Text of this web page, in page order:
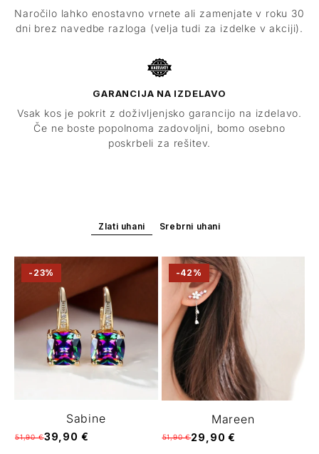
Naročilo lahko enostavno vrnete ali zamenjate v roku 30
dni brez navedbe razloga (velja tudi za izdelke v akciji).
GARANCIJA NA IZDELAVO
Vsak kos je pokrit z doživljenjsko garancijo na izdelavo.
Če ne boste popolnoma zadovoljni, bomo osebno
poskrbeli za rešitev.
Zlati uhani Srebrni uhani
-23%
Sabine
51,90 €39,90 €
-42%
Mareen
51,90 €29,90 €